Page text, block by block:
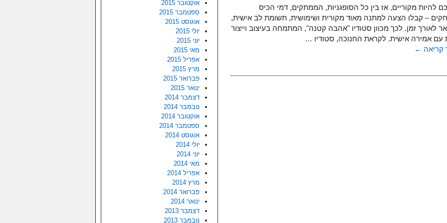
אוקטובר 2015
ספטמבר 2015
אוגוסט 2015
יולי 2015
יוני 2015
מאי 2015
אפריל 2015
מרץ 2015
פברואר 2015
ינואר 2015
דצמבר 2014
נובמבר 2014
אוקטובר 2014
ספטמבר 2014
אוגוסט 2014
יולי 2014
יוני 2014
מאי 2014
אפריל 2014
מרץ 2014
פברואר 2014
ינואר 2014
דצמבר 2013
נובמבר 2013
להיות מקוריים, אז בין כל הסופגניות, הממתקים, דמי הכיס
– קבלו הצעה למתנה מאוד מקורית ושימושית, תשומת לב אישית,
לאורך זמן. לכך מכוון סטודיו "אהבה קטנה", המתמחה בעיצוב וייצור
עם אמירה אישית. לקראת החנוכה, סטודיו …
קריאה ←